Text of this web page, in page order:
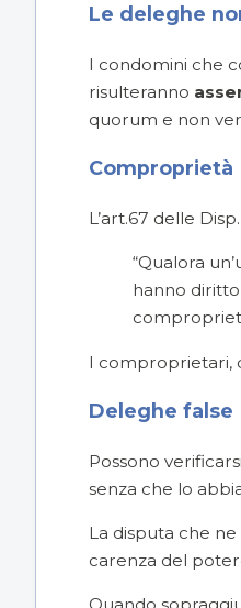
Le deleghe
I condomini che
risulteranno
quorum e non
Comproprietà
L’art.67 delle
“Qualora
hanno
I comproprietari,
Deleghe false
Possono
senza che lo
La disputa che
carenza del